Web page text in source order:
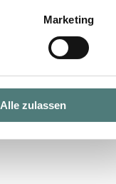
Marketing
Alle zulassen